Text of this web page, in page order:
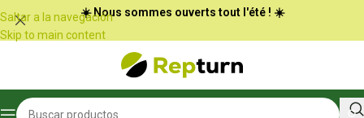
Panel de gestión de cookies
Saltar a la navegación
Skip to main content
☀️ Nous sommes ouverts tout l'été ! ☀️